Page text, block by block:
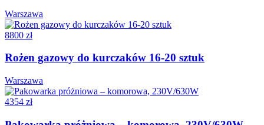
Warszawa
8800 zł
Rożen gazowy do kurczaków 16-20 sztuk
Warszawa
4354 zł